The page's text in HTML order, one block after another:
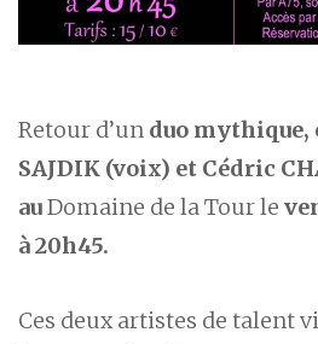
Retour d’un duo mythique,
SAJDIK (voix) et Cédric
auDomaine de la Tour le
à 20h45.
Ces deux artistes de talent